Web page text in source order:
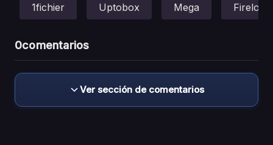
1fichier Uptobox Mega Fireload
0comentarios
Ver sección de comentarios